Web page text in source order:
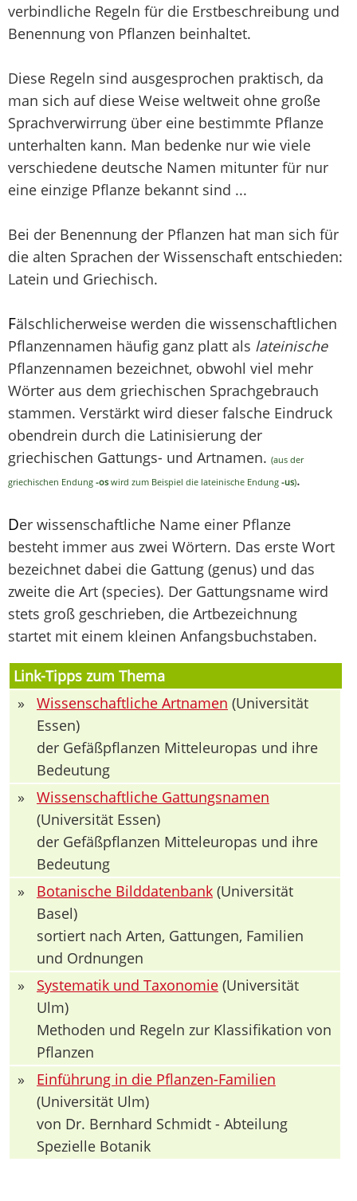
verbindliche Regeln für die Erstbeschreibung und
Benennung von Pflanzen beinhaltet.
Diese Regeln sind ausgesprochen praktisch, da
man sich auf diese Weise weltweit ohne große
Sprachverwirrung über eine bestimmte Pflanze
unterhalten kann. Man bedenke nur wie viele
verschiedene deutsche Namen mitunter für nur
eine einzige Pflanze bekannt sind ...
Bei der Benennung der Pflanzen hat man sich für
die alten Sprachen der Wissenschaft entschieden:
Latein und Griechisch.
Fälschlicherweise werden die wissenschaftlichen
Pflanzennamen häufig ganz platt als lateinische
Pflanzennamen bezeichnet, obwohl viel mehr
Wörter aus dem griechischen Sprachgebrauch
stammen. Verstärkt wird dieser falsche Eindruck
obendrein durch die Latinisierung der
griechischen Gattungs- und Artnamen. (aus der
griechischen Endung -os wird zum Beispiel die lateinische Endung -us).
Der wissenschaftliche Name einer Pflanze
besteht immer aus zwei Wörtern. Das erste Wort
bezeichnet dabei die Gattung (genus) und das
zweite die Art (species). Der Gattungsname wird
stets groß geschrieben, die Artbezeichnung
startet mit einem kleinen Anfangsbuchstaben.
Link-Tipps zum Thema
»
Wissenschaftliche Artnamen (Universität
Essen)
der Gefäßpflanzen Mitteleuropas und ihre
Bedeutung
»
Wissenschaftliche Gattungsnamen
(Universität Essen)
der Gefäßpflanzen Mitteleuropas und ihre
Bedeutung
»
Botanische Bilddatenbank (Universität
Basel)
sortiert nach Arten, Gattungen, Familien
und Ordnungen
»
Systematik und Taxonomie (Universität
Ulm)
Methoden und Regeln zur Klassifikation von
Pflanzen
»
Einführung in die Pflanzen-Familien
(Universität Ulm)
von Dr. Bernhard Schmidt - Abteilung
Spezielle Botanik